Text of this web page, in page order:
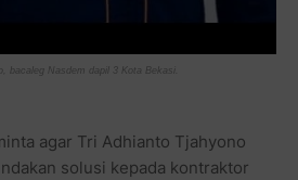
bacaleg Nasdem dapil 3 Kota Bekasi.
agar Tri Adhianto Tjahyono
solusi kepada kontraktor